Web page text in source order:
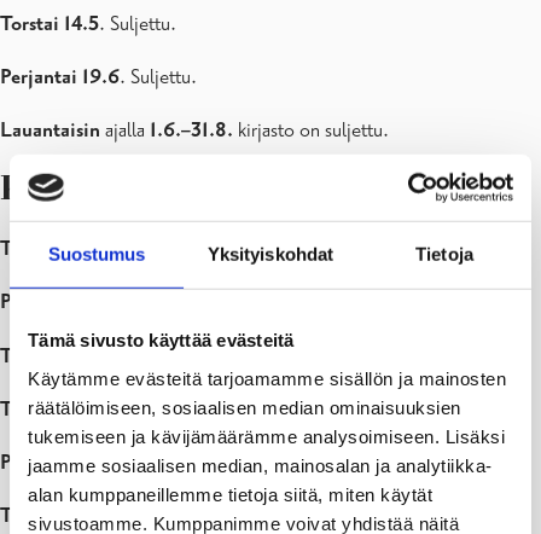
Suostumus Yksityiskohdat Tietoja
Tämä sivusto käyttää evästeitä
Käytämme evästeitä tarjoamamme sisällön ja mainosten
räätälöimiseen, sosiaalisen median ominaisuuksien
tukemiseen ja kävijämäärämme analysoimiseen. Lisäksi
jaamme sosiaalisen median, mainosalan ja analytiikka-
alan kumppaneillemme tietoja siitä, miten käytät
sivustoamme. Kumppanimme voivat yhdistää näitä
Torstai 14.5. Suljettu.
Perjantai 19.6. Suljettu.
Lauantaisin ajalla 1.6.–31.8. kirjasto on suljettu.
Karjaan kirjasto
Torstai 30.4. Henkilökunta paikalla klo 10–17.
Perjantai 1.5.
Torstai 14.5 . Vain omatoimi (klo 7–17).
Torstai 18.6. Henkilökunta paikalla klo 10–17.
Perjantai 19.6.Vain omatoimi (klo 7–17).
Tiistaisinajalla1.6.–31.8. henkilökunta on paikalla klo 10–17.